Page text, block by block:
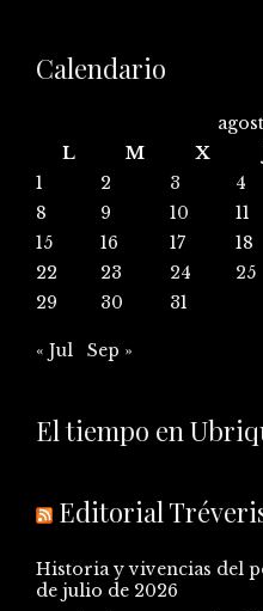
Calendario
L
M X
1
2 3 4
8
9 10 11
15
16 17 18
22
23 24 25
29
30 31
« Jul Sep »
El tiempo en
Editorial
Historia y vivencias del
de julio de 2026